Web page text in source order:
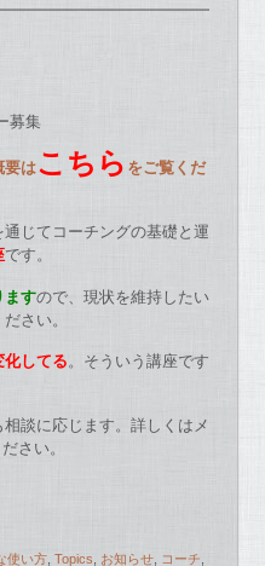
募集
要はこちら をご覧くだ
じてコーチングの基礎と運
です。
ますので、現状を維持したい
ださい。
化してる。 そういう講座です
談に応じます。詳しくはメ
さい。
使い方,Topics, お知らせ, コーチ,